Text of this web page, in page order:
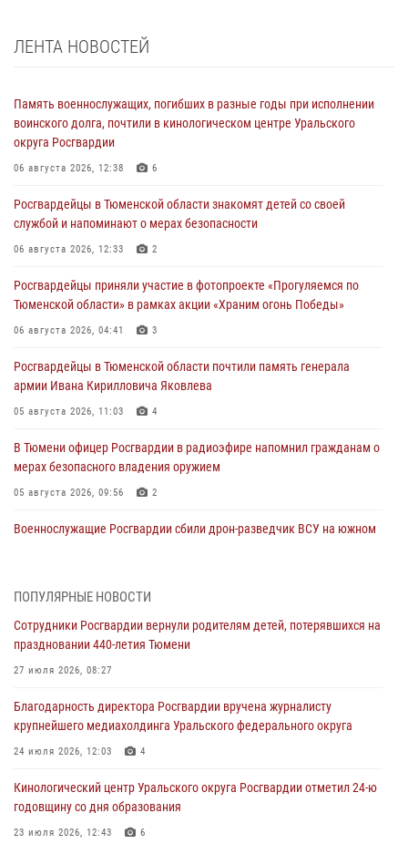
ЛЕНТА НОВОСТЕЙ
Память военнослужащих, погибших в разные годы при исполнении
воинского долга, почтили в кинологическом центре Уральского
округа Росгвардии
06 августа 2026, 12:38 6
Росгвардейцы в Тюменской области знакомят детей со своей
службой и напоминают о мерах безопасности
06 августа 2026, 12:33 2
Росгвардейцы приняли участие в фотопроекте «Прогуляемся по
Тюменской области» в рамках акции «Храним огонь Победы»
06 августа 2026, 04:41 3
Росгвардейцы в Тюменской области почтили память генерала
армии Ивана Кирилловича Яковлева
05 августа 2026, 11:03 4
В Тюмени офицер Росгвардии в радиоэфире напомнил гражданам о
мерах безопасного владения оружием
05 августа 2026, 09:56 2
Военнослужащие Росгвардии сбили дрон-разведчик ВСУ на южном
масштабных спортивных событий на Урале
05 августа 2026, 05:22
виновника ДТП
05 августа 2026, 05:15
труженицу тыла из Тюмени
04 августа 2026, 11:07
ПОПУЛЯРНЫЕ НОВОСТИ
Сотрудники Росгвардии вернули родителям детей, потерявшихся на
праздновании 440-летия Тюмени
27 июля 2026, 08:27
Благодарность директора Росгвардии вручена журналисту
крупнейшего медиахолдинга Уральского федерального округа
24 июля 2026, 12:03 4
Кинологический центр Уральского округа Росгвардии отметил 24-ю
годовщину со дня образования
23 июля 2026, 12:43 6